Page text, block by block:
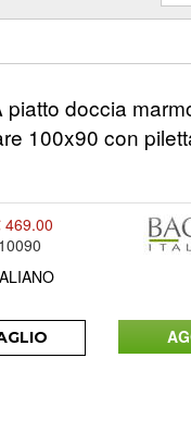
piatto doccia
100x90 con
469.00